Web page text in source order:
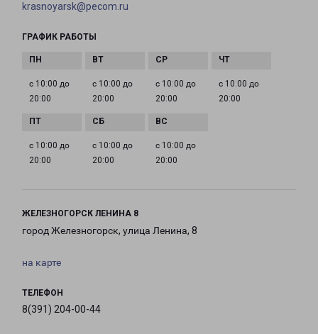
krasnoyarsk@pecom.ru
ГРАФИК РАБОТЫ
с 10:00 до
20:00
с 10:00 до
20:00
с 10:00 до
20:00
с 10:00 до
20:00
с 10:00 до
20:00
с 10:00 до
20:00
с 10:00 до
20:00
ЖЕЛЕЗНОГОРСК ЛЕНИНА 8
город Железногорск, улица Ленина, 8
на карте
ТЕЛЕФОН
8(391) 204-00-44